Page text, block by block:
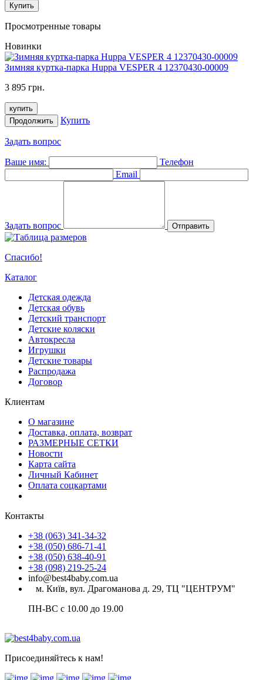
Купить
Просмотренные товары
Новинки
Зимняя куртка-парка Huppa VESPER 4 12370430-00009
3 895 грн.
купить
Продолжить
Купить
Задать вопрос
Ваше имя:
Телефон
Email
Задать вопрос Отправить
Спасибо!
Каталог
Детская одежда
Детская обувь
Детский транспорт
Детские коляски
Автокресла
Игрушки
Детские товары
Распродажа
Договор
Клиентам
О магазине
Доставка, оплата, возврат
РАЗМЕРНЫЕ СЕТКИ
Новости
Карта сайта
Личный Кабинет
Оплата соцкартами
Контакты
+38 (063) 341-34-32
+38 (050) 686-71-41
+38 (050) 638-40-91
+38 (098) 219-25-24
info@best4baby.com.ua
м. Київ, вул. Драгоманова д. 29, ТЦ "ЦЕНТРУМ"
ПН-ВС с 10.00 до 19.00
Присоединяйтесь к нам!